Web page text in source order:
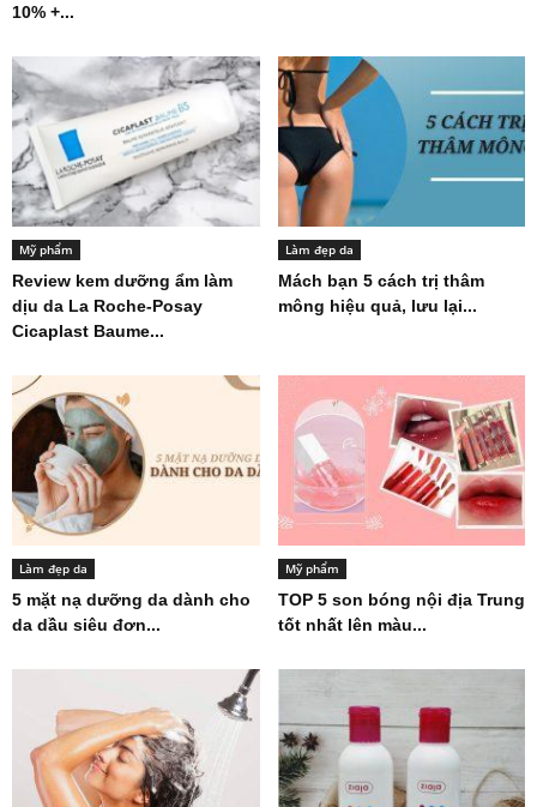
10% +...
Mỹ phẩm
Review kem dưỡng ẩm làm
dịu da La Roche-Posay
Cicaplast Baume...
Làm đẹp da
Mách bạn 5 cách trị thâm
mông hiệu quả, lưu lại...
Làm đẹp da
5 mặt nạ dưỡng da dành cho
da dầu siêu đơn...
Mỹ phẩm
TOP 5 son bóng nội địa Trung
tốt nhất lên màu...